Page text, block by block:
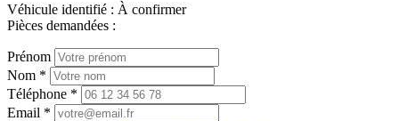
Véhicule identifié : À confirmer
Pièces demandées :
Prénom
Nom *
Téléphone *
Email *